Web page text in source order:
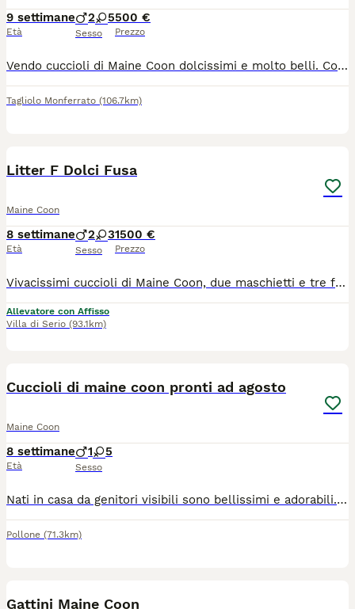
9 settimane
Età
2 5
Sesso
500 €
Prezzo
Vendo cuccioli di Maine Coon dolcissimi e molto belli. Colori: white femmina,red femmina,black smoke, maschio solido blue, maschi e femmine e femmine tortie/calico (tre colori). Li cedo dai 2 mesi con: · controllo veterinario · vaccino FIV · sverminazione · libretto sanitario Allego qualche foto di esempio. Per chi vuole, è possibile vedere anche gli altri cuccioli, venire a vederli senza impegno o chiedere foto e video della mamma, del papà e dei cuccioli. No pedegree quindi nessun obbligo di castrazione o sterilizzazione. Ci troviamo a 10 minuti da Ovada. Info: 373 86 51 858 - Contattarmi su WhatsApp.
Tagliolo Monferrato (106.7km)
Litter F Dolci Fusa
Maine Coon
8 settimane
Età
2 3
Sesso
1500 €
Prezzo
Vivacissimi cuccioli di Maine Coon, due maschietti e tre femminucce dalla dolcezza ineguagliabile! I maschietti sono Feargal Dolci Fusa, black tabby con bianco, e Fionn Dolci Fusa, black silver tabby con bianco. Le femmine sono Fand e Fodla Dolci Fusa, black silver tortie con bianco, e Fidlais Dolci Fusa, black tortie con bianco. Disponibili da metà settembre, con test dei genitori (eco test genetici HCM/PKDEF)
Allevatore con Affisso
Villa di Serio (93.1km)
Cuccioli di maine coon pronti ad agosto
Maine Coon
8 settimane
Età
1 5
Sesso
Nati in casa da genitori visibili sono bellissimi e adorabili. 5 femminucce e un maschietto verranno ceduti vaccinati, sverminati e con visita accurata del veterinario. Pronti dopo il 15 agosto. Info e prezzo 329 4643260
Pollone (71.3km)
Gattini Maine Coon